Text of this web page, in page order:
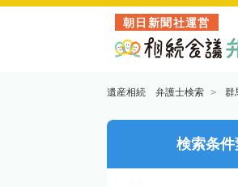
朝日新聞社運営
遺産相続 弁護士検索 群
検索条件